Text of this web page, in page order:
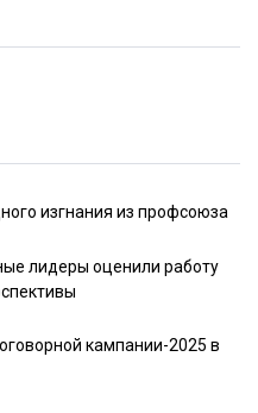
изгнания из профсоюза
лидеры оценили работу
кампании-2025 в